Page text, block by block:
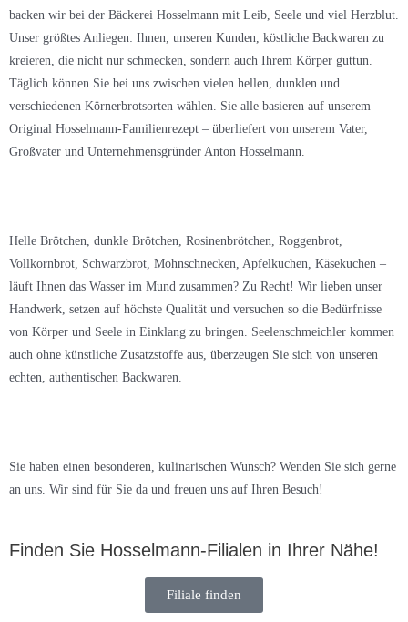
backen wir bei der Bäckerei Hosselmann mit Leib, Seele und viel Herzblut.
Unser größtes Anliegen: Ihnen, unseren Kunden, köstliche Backwaren zu
kreieren, die nicht nur schmecken, sondern auch Ihrem Körper guttun.
Täglich können Sie bei uns zwischen vielen hellen, dunklen und
verschiedenen Körnerbrotsorten wählen. Sie alle basieren auf unserem
Original Hosselmann-Familienrezept – überliefert von unserem Vater,
Großvater und Unternehmensgründer Anton Hosselmann.
Helle Brötchen, dunkle Brötchen, Rosinenbrötchen, Roggenbrot,
Vollkornbrot, Schwarzbrot, Mohnschnecken, Apfelkuchen, Käsekuchen –
läuft Ihnen das Wasser im Mund zusammen? Zu Recht! Wir lieben unser
Handwerk, setzen auf höchste Qualität und versuchen so die Bedürfnisse
von Körper und Seele in Einklang zu bringen. Seelenschmeichler kommen
auch ohne künstliche Zusatzstoffe aus, überzeugen Sie sich von unseren
echten, authentischen Backwaren.
Sie haben einen besonderen, kulinarischen Wunsch? Wenden Sie sich gerne
an uns. Wir sind für Sie da und freuen uns auf Ihren Besuch!
Finden Sie Hosselmann-Filialen in Ihrer Nähe!
Filiale finden